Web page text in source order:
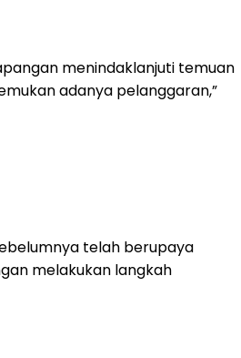
menindaklanjuti temuan
adanya pelanggaran,”
telah berupaya
melakukan langkah